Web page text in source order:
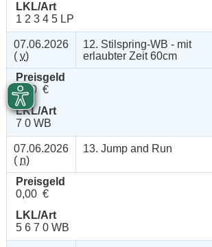
LKL/Art
1 2 3 4 5 LP
07.06.2026
( v)
12. Stilspring-WB - mit
erlaubter Zeit 60cm
Preisgeld
0,00 €
LKL/Art
7 0 WB
07.06.2026
( n)
13. Jump and Run
Preisgeld
0,00 €
LKL/Art
5 6 7 0 WB